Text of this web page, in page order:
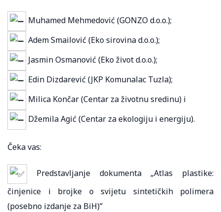
Muhamed Mehmedović (GONZO d.o.o.);
Adem Smailović (Eko sirovina d.o.o.);
Jasmin Osmanović (Eko život d.o.o.);
Edin Dizdarević (JKP Komunalac Tuzla);
Milica Končar (Centar za životnu sredinu) i
Džemila Agić (Centar za ekologiju i energiju).
Čeka vas:
Predstavljanje dokumenta „Atlas plastike:
činjenice i brojke o svijetu sintetičkih polimera
(posebno izdanje za BiH)”